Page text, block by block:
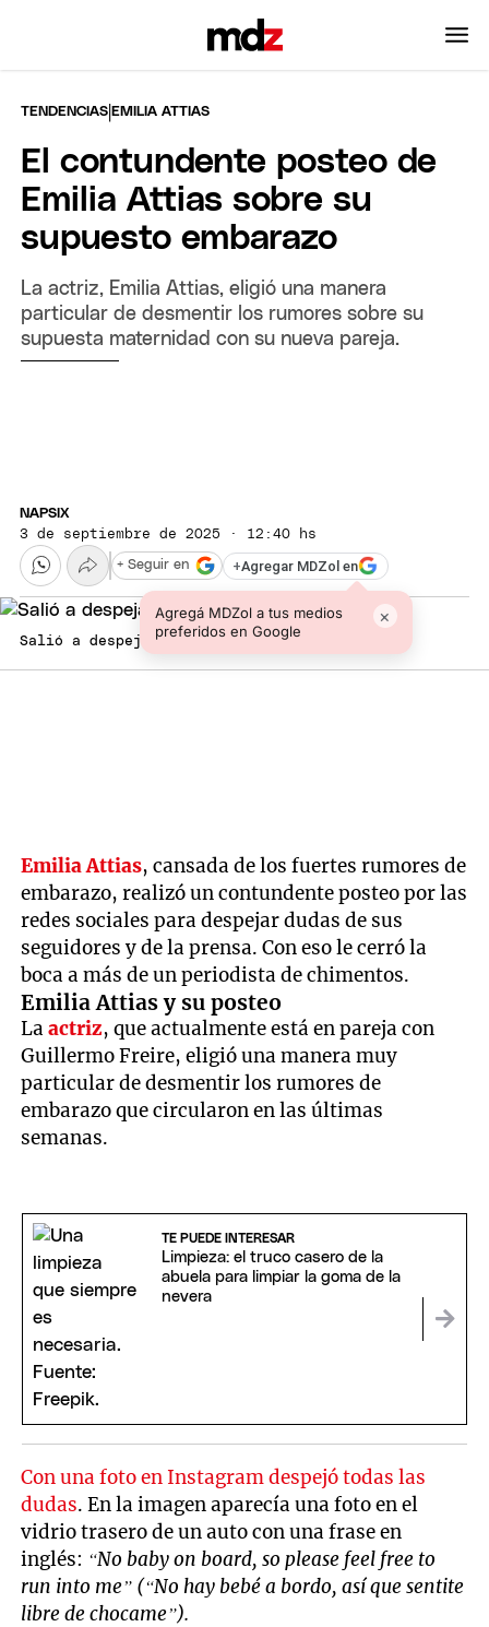
TENDENCIAS |EMILIA ATTIAS
El contundente posteo de
Emilia Attias sobre su
supuesto embarazo
La actriz, Emilia Attias, eligió una manera
particular de desmentir los rumores sobre su
supuesta maternidad con su nueva pareja.
NAPSIX
3 de septiembre de 2025 · 12:40 hs
+Agregar MDZol en
Agregá MDZol a tus medios
preferidos en Google
×
+ Seguir en
Salió a despejar dudas. Fuente: Instagram
Emilia Attias, cansada de los fuertes rumores de
embarazo, realizó un contundente posteo por las
redes sociales para despejar dudas de sus
seguidores y de la prensa. Con eso le cerró la
boca a más de un periodista de chimentos.
Emilia Attias y su posteo
Laactriz, que actualmente está en pareja con
Guillermo Freire, eligió una manera muy
particular de desmentir los rumores de
embarazo que circularon en las últimas
semanas.
TE PUEDE INTERESAR
Limpieza: el truco casero de la
abuela para limpiar la goma de la
nevera
Con una foto en Instagram despejó todas las
dudas. En la imagen aparecía una foto en el
vidrio trasero de un auto con una frase en
inglés: “No baby on board, so please feel free to
run into me” (“No hay bebé a bordo, así que sentite
libre de chocame”).